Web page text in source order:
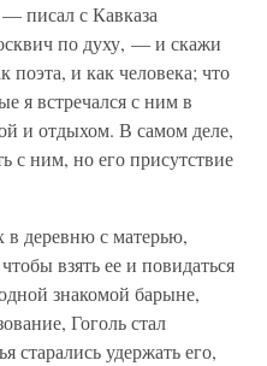
писал с Кавказа
по духу, — и скажи
поэта, и как человека; что
я встречался с ним в
и отдыхом. В самом деле,
с ним, но его присутствие
в деревню с матерью,
взять ее и повидаться
знакомой барыне,
Гоголь стал
старались удержать его,